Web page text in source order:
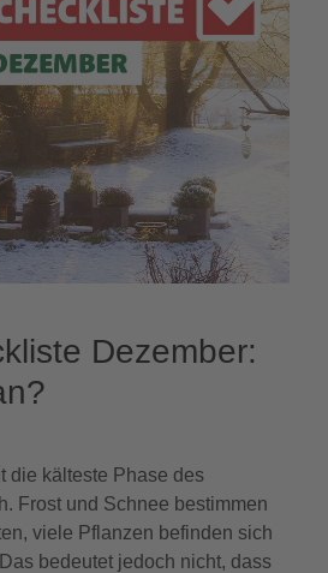
Dezember:
die kälteste Phase des
Frost und Schnee bestimmen
viele Pflanzen befinden sich
bedeutet jedoch nicht, dass